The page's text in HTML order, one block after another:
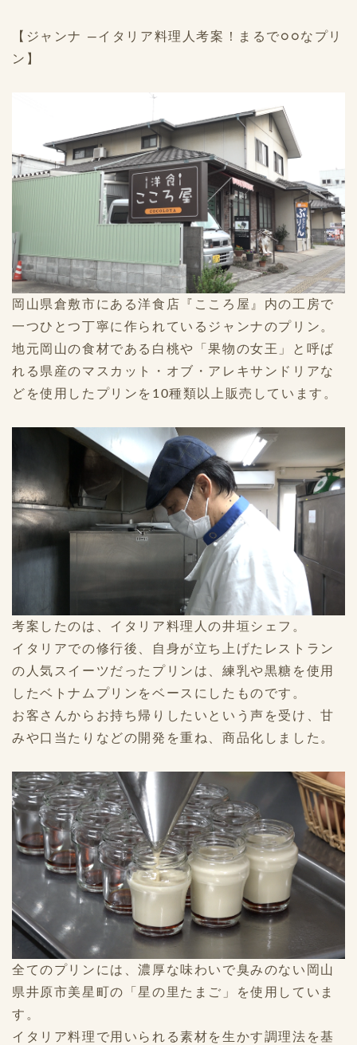
【ジャンナ ―イタリア料理人考案！まるで○○なプリ
ン】
岡山県倉敷市にある洋食店『こころ屋』内の工房で
一つひとつ丁寧に作られているジャンナのプリン。
地元岡山の食材である白桃や「果物の女王」と呼ば
れる県産のマスカット・オブ・アレキサンドリアな
どを使用したプリンを10種類以上販売しています。
考案したのは、イタリア料理人の井垣シェフ。
イタリアでの修行後、自身が立ち上げたレストラン
の人気スイーツだったプリンは、練乳や黒糖を使用
したベトナムプリンをベースにしたものです。
お客さんからお持ち帰りしたいという声を受け、甘
みや口当たりなどの開発を重ね、商品化しました。
全てのプリンには、濃厚な味わいで臭みのない岡山
県井原市美星町の「星の里たまご」を使用していま
す。
イタリア料理で用いられる素材を生かす調理法を基